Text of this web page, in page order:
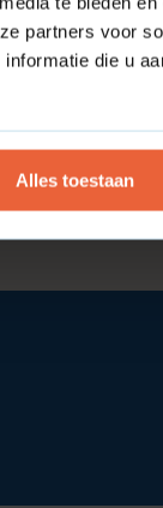
partners voor
die u
Alles toestaan